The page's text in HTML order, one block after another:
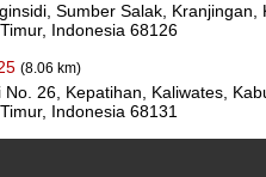
Sumber Salak,
Indonesia 68126
(8.06 km)
No. 26, Kepatihan, Kaliwates,
Indonesia 68131